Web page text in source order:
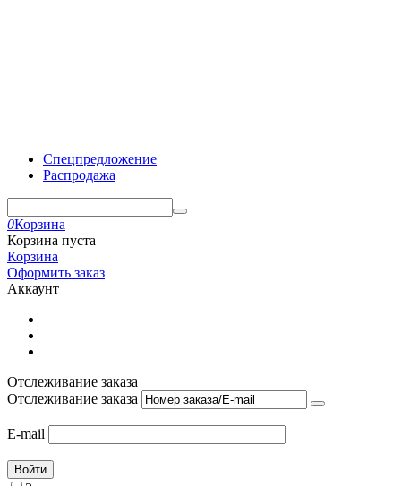
Спецпредложение
Распродажа
0Корзина
Корзина пуста
Корзина
Оформить заказ
Аккаунт
Отслеживание заказа
Отслеживание заказа
E-mail
Войти